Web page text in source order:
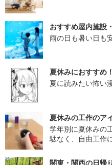
おすすめ屋内施設
雨の日も暑い日も
夏休みにおすすめ
夏に読みたい怖い
夏休みの工作のア
学年別に夏休みの
駄なく、自由工作
関東・関西の日帰